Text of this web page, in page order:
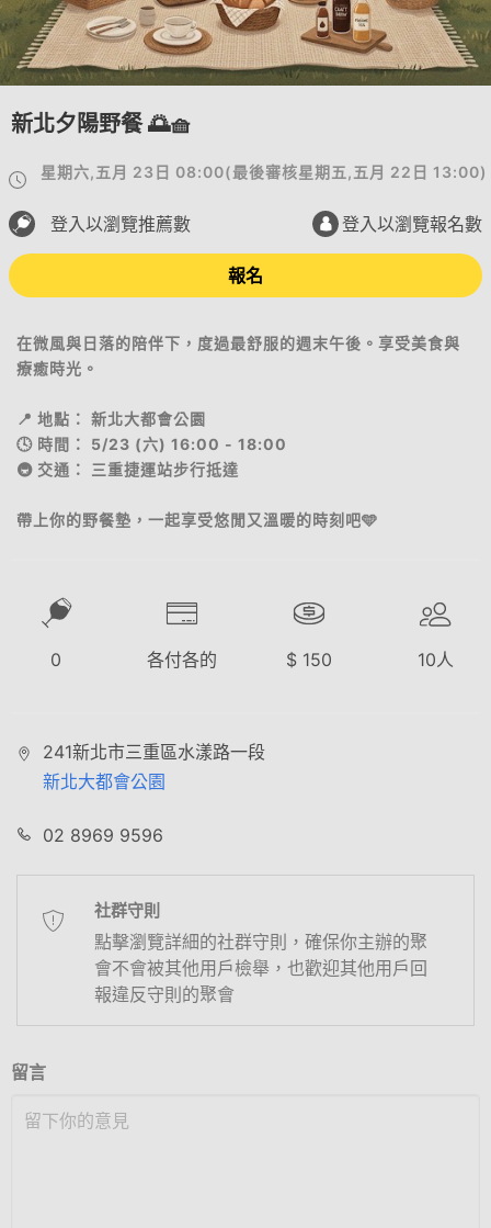
新北夕陽野餐 🌅🧺
星期六,五月 23日 08:00(最後審核星期五,五月 22日 13:00)
登入以瀏覽推薦數 登入以瀏覽報名數
報名
在微風與日落的陪伴下，度過最舒服的週末午後。享受美食與
療癒時光。
📍 地點： 新北大都會公園
🕓 時間： 5/23 (六) 16:00 - 18:00
🚇 交通： 三重捷運站步行抵達
帶上你的野餐墊，一起享受悠閒又溫暖的時刻吧🩵
0 各付各的 $ 150 10人
241新北市三重區水漾路一段
新北大都會公園
02 8969 9596
社群守則
點擊瀏覽詳細的社群守則，確保你主辦的聚
會不會被其他用戶檢舉，也歡迎其他用戶回
報違反守則的聚會
留言